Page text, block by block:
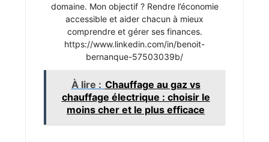
domaine. Mon objectif ? Rendre l’économie
accessible et aider chacun à mieux
comprendre et gérer ses finances.
https://www.linkedin.com/in/benoit-
bernanque-57503039b/
À lire : Chauffage au gaz vs
chauffage électrique : choisir le
moins cher et le plus efficace